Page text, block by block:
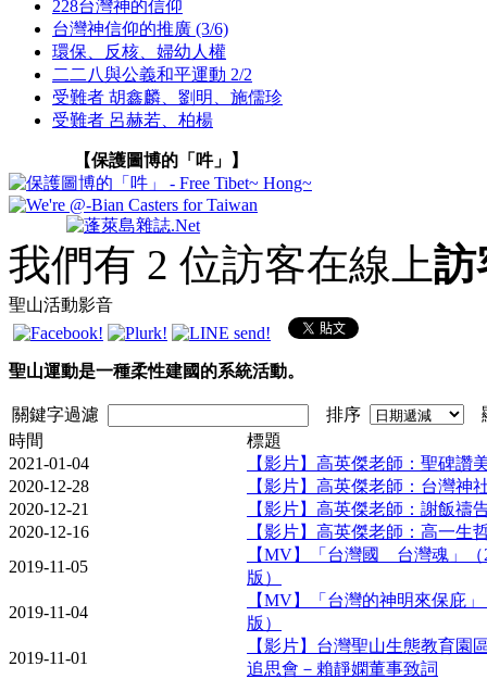
228台灣神的信仰
台灣神信仰的推廣 (3/6)
環保、反核、婦幼人權
二二八與公義和平運動 2/2
受難者 胡鑫麟、劉明、施儒珍
受難者 呂赫若、柏楊
【保護圖博的「吽」】
我們有 2 位訪客在線上訪
聖山活動影音
聖山運動是一種柔性建國的系統活動。
關鍵字過濾 排序
時間
標題
2021-01-04
【影片】高英傑老師：聖碑讚
2020-12-28
【影片】高英傑老師：台灣神
2020-12-21
【影片】高英傑老師：謝飯禱
2020-12-16
【影片】高英傑老師：高一生
2019-11-05
【MV】「台灣國 台灣魂」（
版）
2019-11-04
【MV】「台灣的神明來保庇
版）
2019-11-01
【影片】台灣聖山生態教育園
追思會－賴靜嫻董事致詞